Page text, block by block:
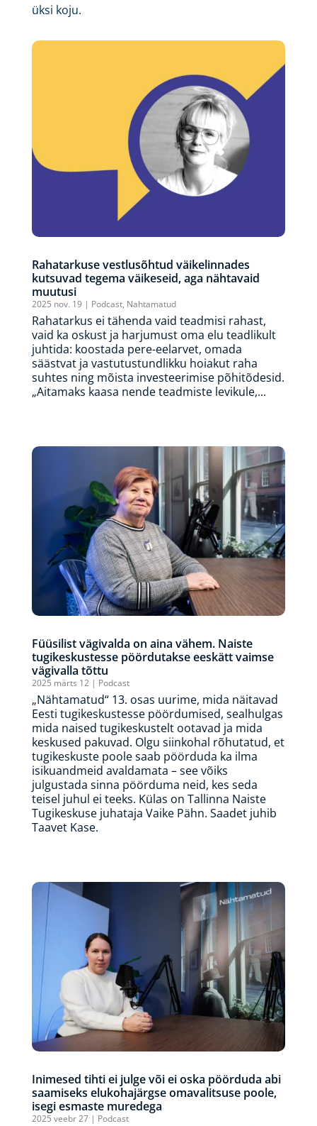
üksi koju.
Rahatarkuse vestlusõhtud väikelinnades
kutsuvad tegema väikeseid, aga nähtavaid
muutusi
2025 nov. 19 | Podcast, Nahtamatud
Rahatarkus ei tähenda vaid teadmisi rahast,
vaid ka oskust ja harjumust oma elu teadlikult
juhtida: koostada pere-eelarvet, omada
säästvat ja vastutustundlikku hoiakut raha
suhtes ning mõista investeerimise põhitõdesid.
„Aitamaks kaasa nende teadmiste levikule,...
Füüsilist vägivalda on aina vähem. Naiste
tugikeskustesse pöördutakse eeskätt vaimse
vägivalla tõttu
2025 märts 12| Podcast
„Nähtamatud“ 13. osas uurime, mida näitavad
Eesti tugikeskustesse pöördumised, sealhulgas
mida naised tugikeskustelt ootavad ja mida
keskused pakuvad. Olgu siinkohal rõhutatud, et
tugikeskuste poole saab pöörduda ka ilma
isikuandmeid avaldamata – see võiks
julgustada sinna pöörduma neid, kes seda
teisel juhul ei teeks. Külas on Tallinna Naiste
Tugikeskuse juhataja Vaike Pähn. Saadet juhib
Taavet Kase.
Inimesed tihti ei julge või ei oska pöörduda abi
saamiseks elukohajärgse omavalitsuse poole,
isegi esmaste muredega
2025 veebr 27| Podcast